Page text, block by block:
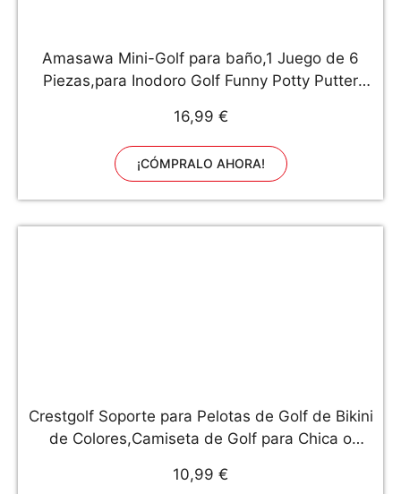
Amasawa Mini-Golf para baño,1 Juego de 6
Piezas,para Inodoro Golf Funny Potty Putter
Regalo Juego.
16,99 €
¡CÓMPRALO AHORA!
Crestgolf Soporte para Pelotas de Golf de Bikini
de Colores,Camiseta de Golf para Chica o
para práctica de Golf 3",Regalo Divertido para
10,99 €